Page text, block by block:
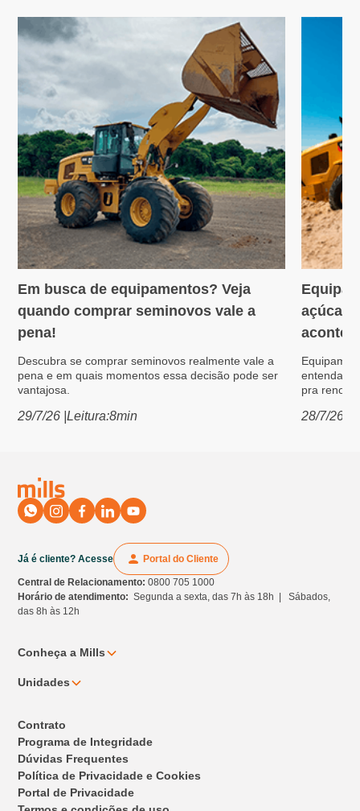
Variedades
Em busca de equipamentos? Veja
quando comprar seminovos vale a
pena!
Descubra se comprar seminovos realmente vale a
pena e em quais momentos essa decisão pode ser
vantajosa.
29/7/26 |Leitura:8min
açúcar:
entenda
pra
28/7/26
Já é cliente? Acesse Portal do Cliente
Central de Relacionamento:0800 705 1000
Horário de atendimento:Segunda a sexta, das 7h às 18h | Sábados,
das 8h às 12h
Conheça a Mills
Unidades
Contrato
Programa de Integridade
Dúvidas Frequentes
Política de Privacidade e Cookies
Portal de Privacidade